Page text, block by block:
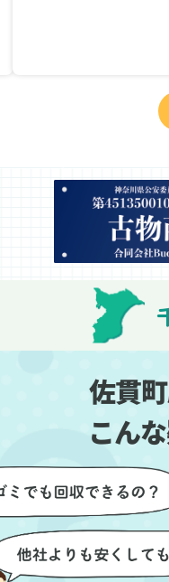
いものが多かった
際よく対応してい
ださり、作業の流
しっかり説明して
で、こちらも安心
業を見守ることが
運び出しの際も、
けないように細心
ていただき、家全
かったです。作業
には、こちらから
ても部屋を簡単に
だけたのも好印象で
さらに、分別の仕
ル可能なものにつ
いただき、今後の
立つ知識が増えま
佐貫
こん